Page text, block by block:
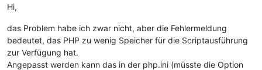
Hi,
das Problem habe ich zwar nicht, aber die Fehlermeldung
bedeutet, das PHP zu wenig Speicher für die Scriptausführung
zur Verfügung hat.
Angepasst werden kann das in der php.ini (müsste die Option